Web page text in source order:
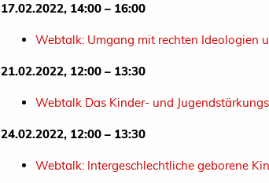
17.02.2022, 14:00 – 16:00
Webtalk: Umgang mit rechten Ideologien
21.02.2022, 12:00 – 13:30
Webtalk Das Kinder- und
24.02.2022, 12:00 – 13:30
Webtalk: Intergeschlechtliche geborene